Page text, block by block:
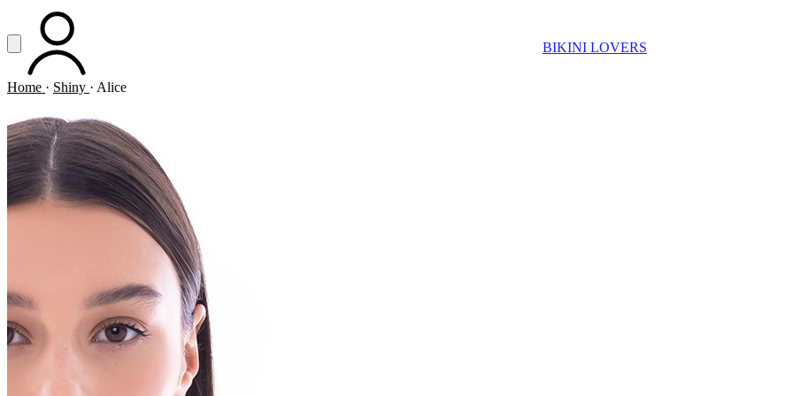
Vai al contenuto principale
Apri menuACCOUNT BIKINI LOVERS
Home · Shiny · Alice